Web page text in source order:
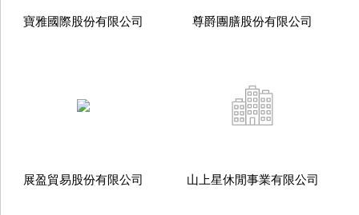
寶雅國際股份有限公司 尊爵團膳股份有限公司
展盈貿易股份有限公司 山上星休閒事業有限公司